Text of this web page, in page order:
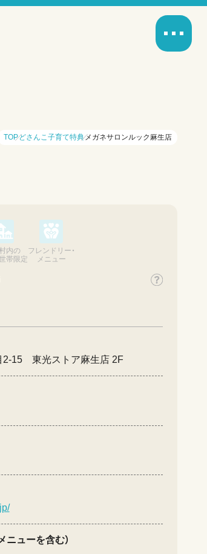
TOPどさんこ子育て特典メガネサロンルック麻生店
内の
帯限定
フレンドリー・
メニュー
2-15 東光ストア麻生店 2F
ニューを含む）